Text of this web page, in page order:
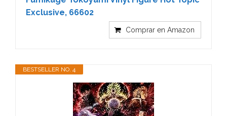
Exclusive, 66602
Comprar en Amazon
BESTSELLER NO. 4